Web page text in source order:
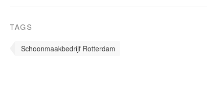
TAGS
Schoonmaakbedrijf Rotterdam